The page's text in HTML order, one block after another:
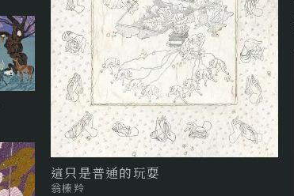
這只是普通的玩耍
翁榛羚